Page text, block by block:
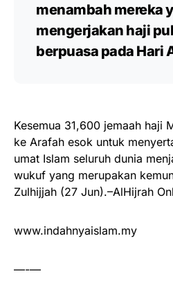
menambah mereka
mengerjakan haji
berpuasa pada Hari
Kesemua 31,600 jemaah haji
ke Arafah esok untuk
umat Islam seluruh dunia
wukuf yang merupakan
Zulhijjah (27 Jun).–AlHijrah
www.indahnyaislam.my
—-—